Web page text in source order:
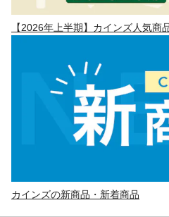
【2026年上半期】カインズ人気商
カインズの新商品・新着商品